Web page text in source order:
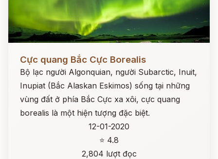
Cực quang Bắc Cực Borealis
Bộ lạc người Algonquian, người Subarctic, Inuit,
Inupiat (Bắc Alaskan Eskimos) sống tại những
vùng đất ở phía Bắc Cực xa xôi, cực quang
borealis là một hiện tượng đặc biệt.
12-01-2020
⭐ 4.8
2,804 lượt đọc